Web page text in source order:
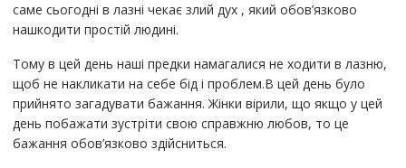
саме сьогодні в лазні чекає злий дух , який обов’язково
нашкодити простій людині.
Тому в цей день наші предки намагалися не ходити в лазню,
щоб не накликати на себе бід і проблем.В цей день було
прийнято загадувати бажання. Жінки вірили, що якщо у цей
день побажати зустріти свою справжню любов, то це
бажання обов’язково здійсниться.